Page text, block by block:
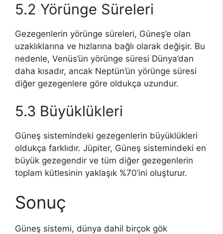
5.2 Yörünge Süreleri
Gezegenlerin yörünge süreleri, Güneş’e olan
uzaklıklarına ve hızlarına bağlı olarak değişir. Bu
nedenle, Venüs’ün yörünge süresi Dünya’dan
daha kısadır, ancak Neptün’ün yörünge süresi
diğer gezegenlere göre oldukça uzundur.
5.3 Büyüklükleri
Güneş sistemindeki gezegenlerin büyüklükleri
oldukça farklıdır. Jüpiter, Güneş sistemindeki en
büyük gezegendir ve tüm diğer gezegenlerin
toplam kütlesinin yaklaşık %70’ini oluşturur.
Sonuç
Güneş sistemi, dünya dahil birçok gök